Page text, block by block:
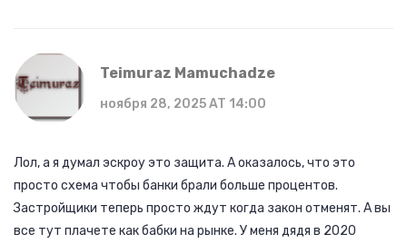
Teimuraz Mamuchadze
ноября 28, 2025 AT 14:00
Лол, а я думал эскроу это защита. А оказалось, что это
просто схема чтобы банки брали больше процентов.
Застройщики теперь просто ждут когда закон отменят. А вы
все тут плачете как бабки на рынке. У меня дядя в 2020